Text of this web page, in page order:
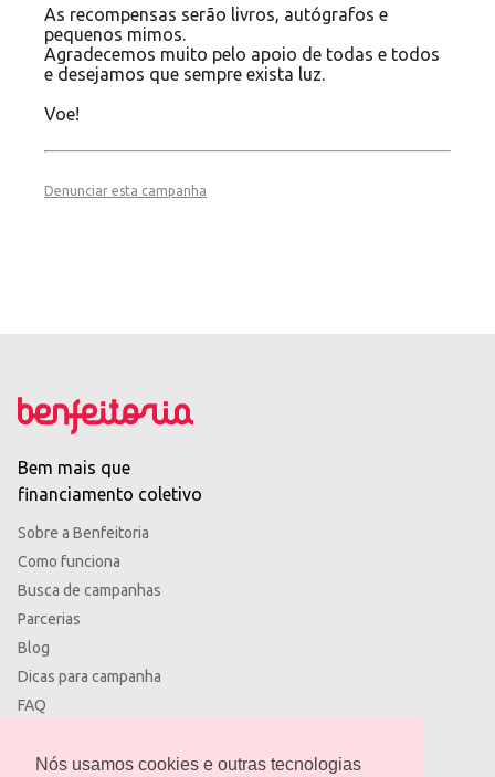
Nós usamos cookies e outras tecnologias
As recompensas serão livros, autógrafos e
pequenos mimos.
Agradecemos muito pelo apoio de todas e todos
e desejamos que sempre exista luz.
Voe!
Denunciar esta campanha
Bem mais que
financiamento coletivo
Sobre a Benfeitoria
Como funciona
Busca de campanhas
Parcerias
Blog
Dicas para campanha
FAQ
Política de privacidade